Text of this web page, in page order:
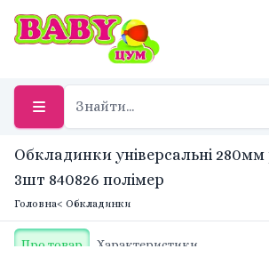
Обкладинки універсальні 280мм
3шт 840826 полімер
Головна< Обкладинки
Про товар Характеристики